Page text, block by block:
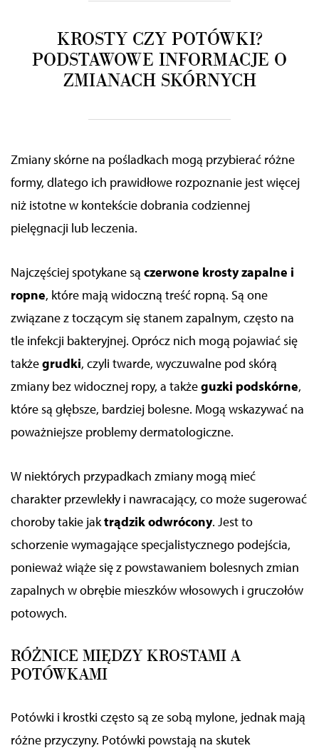
KROSTY CZY POTÓWKI?
PODSTAWOWE INFORMACJE O
ZMIANACH SKÓRNYCH
Zmiany skórne na pośladkach mogą przybierać różne
formy, dlatego ich prawidłowe rozpoznanie jest więcej
niż istotne w kontekście dobrania codziennej
pielęgnacji lub leczenia.
Najczęściej spotykane są czerwone krosty zapalne i
ropne, które mają widoczną treść ropną. Są one
związane z toczącym się stanem zapalnym, często na
tle infekcji bakteryjnej. Oprócz nich mogą pojawiać się
takżegrudki, czyli twarde, wyczuwalne pod skórą
zmiany bez widocznej ropy, a takżeguzki podskórne,
które są głębsze, bardziej bolesne. Mogą wskazywać na
poważniejsze problemy dermatologiczne.
W niektórych przypadkach zmiany mogą mieć
charakter przewlekły i nawracający, co może sugerować
choroby takie jaktrądzik odwrócony. Jest to
schorzenie wymagające specjalistycznego podejścia,
ponieważ wiąże się z powstawaniem bolesnych zmian
zapalnych w obrębie mieszków włosowych i gruczołów
potowych.
RÓŻNICE MIĘDZY KROSTAMI A
POTÓWKAMI
Potówki i krostki często są ze sobą mylone, jednak mają
różne przyczyny. Potówki powstają na skutek